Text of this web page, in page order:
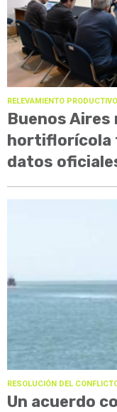
RELEVAMIENTO
Buenos Aires
hortiflorícola
datos
RESOLUCIÓN DEL
Un acuerdo